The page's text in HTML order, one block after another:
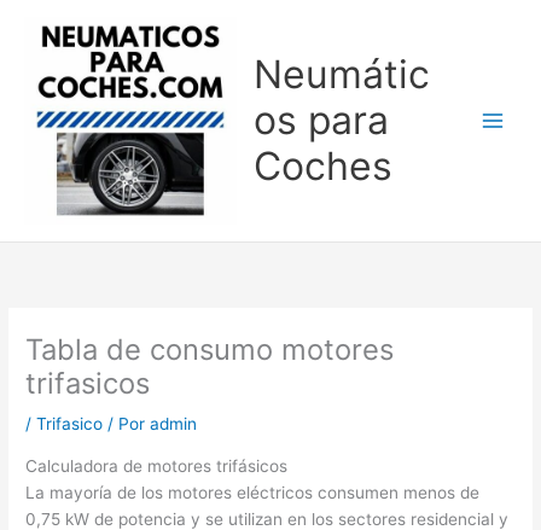
Neumátic
os para
Coches
Tabla de consumo motores
trifasicos
/Trifasico / Poradmin
Calculadora de motores trifásicos
La mayoría de los motores eléctricos consumen menos de
0,75 kW de potencia y se utilizan en los sectores residencial y